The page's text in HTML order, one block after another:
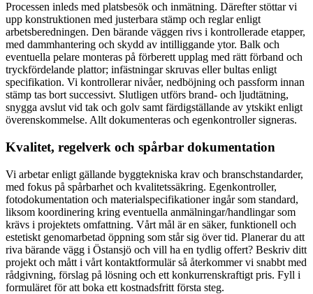
Processen inleds med platsbesök och inmätning. Därefter stöttar vi
upp konstruktionen med justerbara stämp och reglar enligt
arbetsberedningen. Den bärande väggen rivs i kontrollerade etapper,
med dammhantering och skydd av intilliggande ytor. Balk och
eventuella pelare monteras på förberett upplag med rätt förband och
tryckfördelande plattor; infästningar skruvas eller bultas enligt
specifikation. Vi kontrollerar nivåer, nedböjning och passform innan
stämp tas bort successivt. Slutligen utförs brand- och ljudtätning,
snygga avslut vid tak och golv samt färdigställande av ytskikt enligt
överenskommelse. Allt dokumenteras och egenkontroller signeras.
Kvalitet, regelverk och spårbar dokumentation
Vi arbetar enligt gällande byggtekniska krav och branschstandarder,
med fokus på spårbarhet och kvalitetssäkring. Egenkontroller,
fotodokumentation och materialspecifikationer ingår som standard,
liksom koordinering kring eventuella anmälningar/handlingar som
krävs i projektets omfattning. Vårt mål är en säker, funktionell och
estetiskt genomarbetad öppning som står sig över tid. Planerar du att
riva bärande vägg i Östansjö och vill ha en tydlig offert? Beskriv ditt
projekt och mått i vårt kontaktformulär så återkommer vi snabbt med
rådgivning, förslag på lösning och ett konkurrenskraftigt pris. Fyll i
formuläret för att boka ett kostnadsfritt första steg.